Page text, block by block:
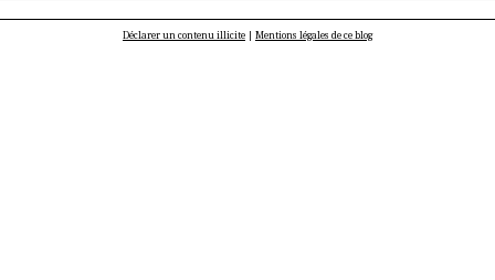
Déclarer un contenu illicite | Mentions légales de ce blog